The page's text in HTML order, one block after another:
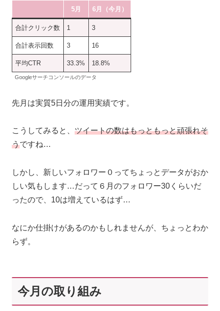
5月 6月（今月）
合計クリック数 1 3
合計表示回数 3 16
平均CTR 33.3% 18.8%
Googleサーチコンソールのデータ
先月は実質5日分の運用実績です。
こうしてみると、 ツイートの数はもっともっと頑張れそ
うですね…
しかし、新しいフォロワー０ってちょっとデータがおか
しい気もします…だって６月のフォロワー30くらいだ
ったので、10は増えているはず…
なにか仕掛けがあるのかもしれませんが、ちょっとわか
らず。
今月の取り組み